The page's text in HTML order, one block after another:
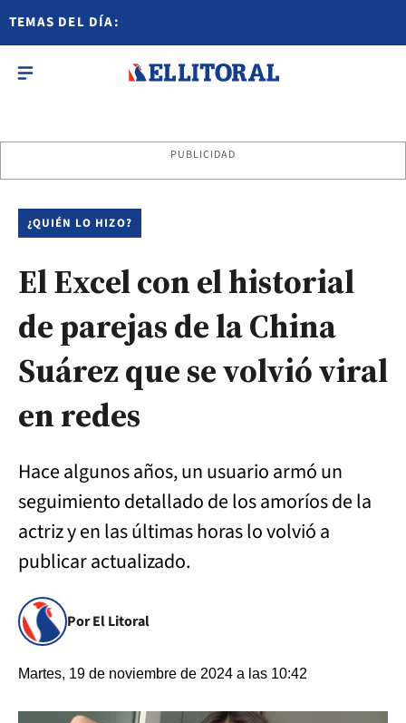
TEMAS DEL DÍA:
PUBLICIDAD
¿QUIÉN LO HIZO?
El Excel con el historial
de parejas de la China
Suárez que se volvió viral
en redes
Hace algunos años, un usuario armó un
seguimiento detallado de los amoríos de la
actriz y en las últimas horas lo volvió a
publicar actualizado.
Por El Litoral
Martes, 19 de noviembre de 2024 a las 10:42